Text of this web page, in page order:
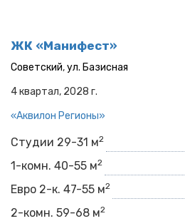
ЖК «Манифест»
Советский,ул. Базисная
4 квартал, 2028 г.
«Аквилон Регионы»
Студии 29-31 м2
1-комн. 40-55 м2
Евро 2-к. 47-55 м2
2-комн. 59-68 м2